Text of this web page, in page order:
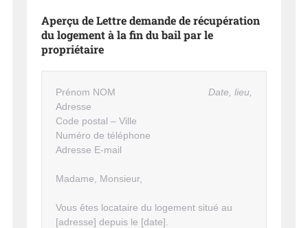
Aperçu de Lettre demande de récupération
du logement à la fin du bail par le
propriétaire
Date, lieu,
Prénom NOM
Adresse
Code postal – Ville
Numéro de téléphone
Adresse E-mail
Madame, Monsieur,
Vous êtes locataire du logement situé au
[adresse] depuis le [date].